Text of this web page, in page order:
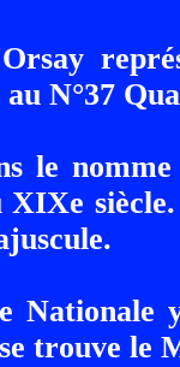
N°37
le
XIXe
Nationale
trouve le